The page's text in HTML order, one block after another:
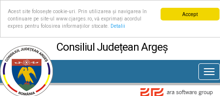
Accept
Acest site folosește cookie-uri. Prin utilizarea și navigarea în
continuare pe site-ul www.cjarges.ro, vă exprimați acordul
expres pentru folosirea informațiilor stocate.
Detalii
Consiliul Județean Argeș